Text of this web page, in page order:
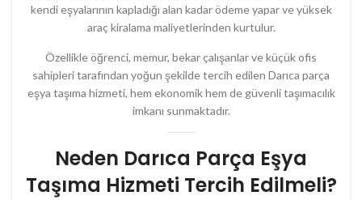
kendi eşyalarının kapladığı alan kadar ödeme yapar ve yüksek
araç kiralama maliyetlerinden kurtulur.
Özellikle öğrenci, memur, bekar çalışanlar ve küçük ofis
sahipleri tarafından yoğun şekilde tercih edilen Darıca parça
eşya taşıma hizmeti, hem ekonomik hem de güvenli taşımacılık
imkanı sunmaktadır.
Neden Darıca Parça Eşya
Taşıma Hizmeti Tercih Edilmeli?